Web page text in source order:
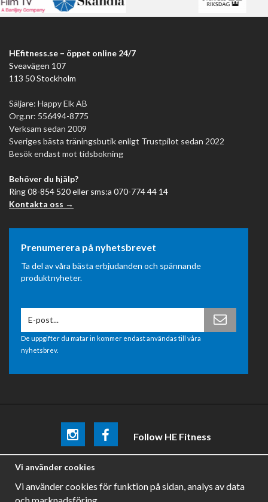
HEfitness.se – öppet online 24/7
Sveavägen 107
113 50 Stockholm
Säljare: Happy Elk AB
Org.nr: 556494-8775
Verksam sedan 2009
Sveriges bästa träningsbutik enligt Trustpilot sedan 2022
Besök endast mot tidsbokning
Behöver du hjälp?
Ring 08-854 520 eller sms:a 070-774 44 14
Kontakta oss →
Prenumerera på nyhetsbrevet
Ta del av våra bästa erbjudanden och spännande
produktnyheter.
De uppgifter du matar in kommer endast användas till våra
nyhetsbrev.
Follow HE Fitness
Be the firstto know aboutpromotions, news and training
Vi använder cookies
Vi använder cookies för funktion på sidan, analys av data